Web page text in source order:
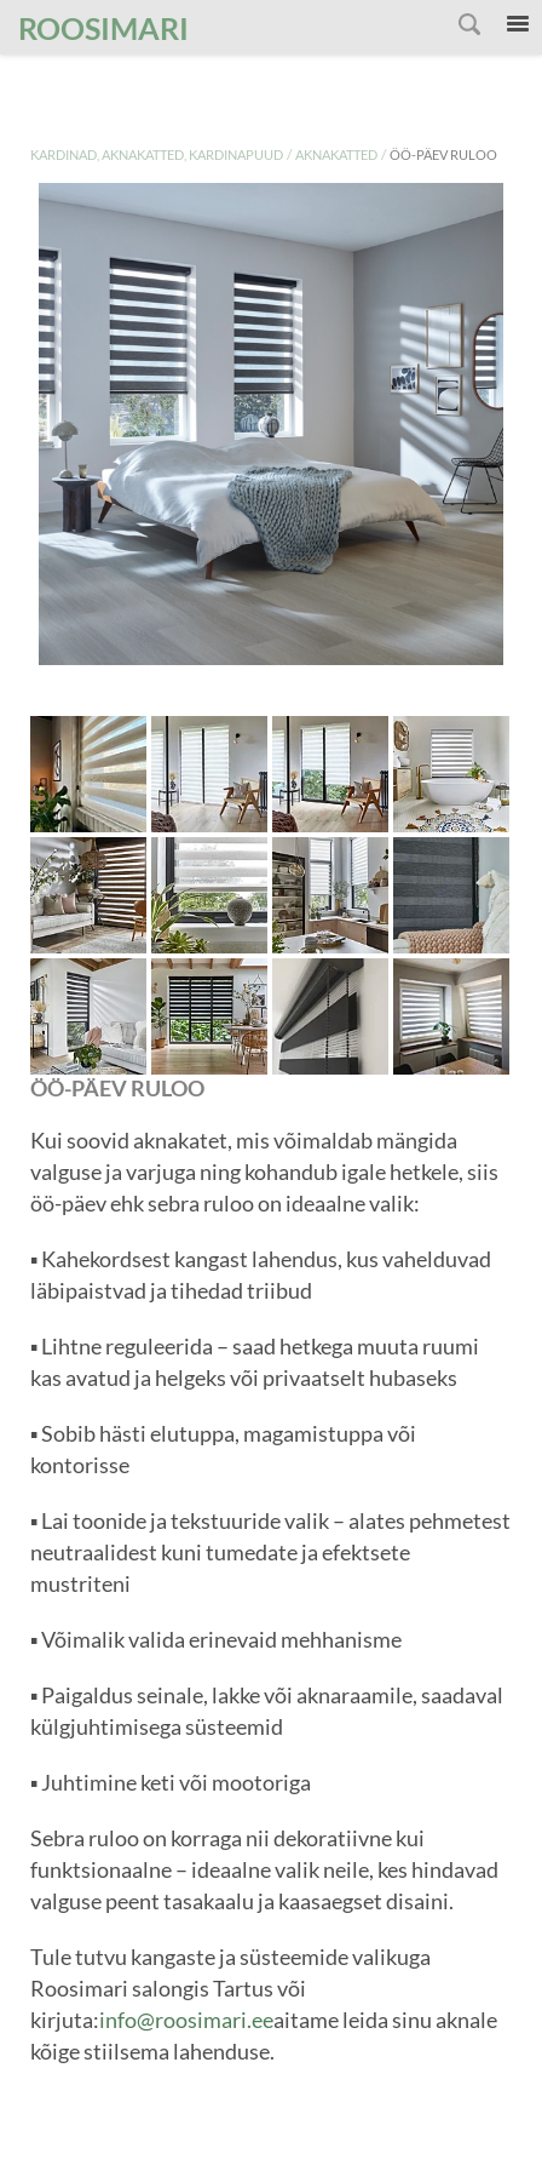
ROOSIMARI
KARDINAD, AKNAKATTED, KARDINAPUUD / AKNAKATTED / ÖÖ-PÄEV RULOO
ÖÖ-PÄEV RULOO
Kui soovid aknakatet, mis võimaldab mängida
valguse ja varjuga ning kohandub igale hetkele, siis
öö-päev ehk sebra ruloo on ideaalne valik:
▪️ Kahekordsest kangast lahendus, kus vahelduvad
läbipaistvad ja tihedad triibud
▪️ Lihtne reguleerida – saad hetkega muuta ruumi
kas avatud ja helgeks või privaatselt hubaseks
▪️ Sobib hästi elutuppa, magamistuppa või
kontorisse
▪️ Lai toonide ja tekstuuride valik – alates pehmetest
neutraalidest kuni tumedate ja efektsete
mustriteni
▪️ Võimalik valida erinevaid mehhanisme
▪️ Paigaldus seinale, lakke või aknaraamile, saadaval
külgjuhtimisega süsteemid
▪️ Juhtimine keti või mootoriga
Sebra ruloo on korraga nii dekoratiivne kui
funktsionaalne – ideaalne valik neile, kes hindavad
valguse peent tasakaalu ja kaasaegset disaini.
Tule tutvu kangaste ja süsteemide valikuga
Roosimari salongis Tartus või
kirjuta:info@roosimari.eeaitame leida sinu aknale
kõige stiilsema lahenduse.